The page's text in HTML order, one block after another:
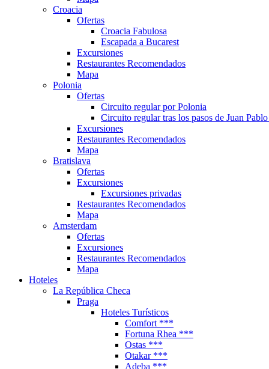
Croacia
Ofertas
Croacia Fabulosa
Escapada a Bucarest
Excursiones
Restaurantes Recomendados
Mapa
Polonia
Ofertas
Circuito regular por Polonia
Circuito regular tras los pasos de Juan
Excursiones
Restaurantes Recomendados
Mapa
Bratislava
Ofertas
Excursiones
Excursiones privadas
Restaurantes Recomendados
Mapa
Amsterdam
Ofertas
Excursiones
Restaurantes Recomendados
Mapa
Hoteles
La República Checa
Praga
Hoteles Turísticos
Comfort ***
Fortuna Rhea ***
Ostas ***
Otakar ***
Adeba ***